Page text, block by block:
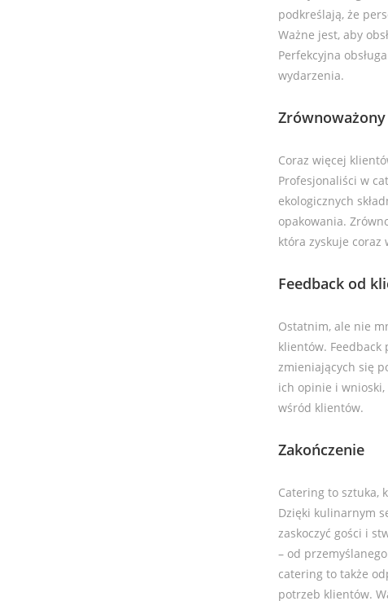
podkreślają, że
Ważne jest, aby
Perfekcyjna
wydarzenia.
Coraz więcej
Profesjonaliści w
ekologicznych
opakowania.
która zyskuje coraz
Feedback od
Ostatnim, ale nie
klientów. Feedback
zmieniających się
ich opinie i
wśród klientów.
Zakończenie
Catering to sztuka,
Dzięki kulinarnym
zaskoczyć gości i
– od
catering to także
potrzeb klientów.